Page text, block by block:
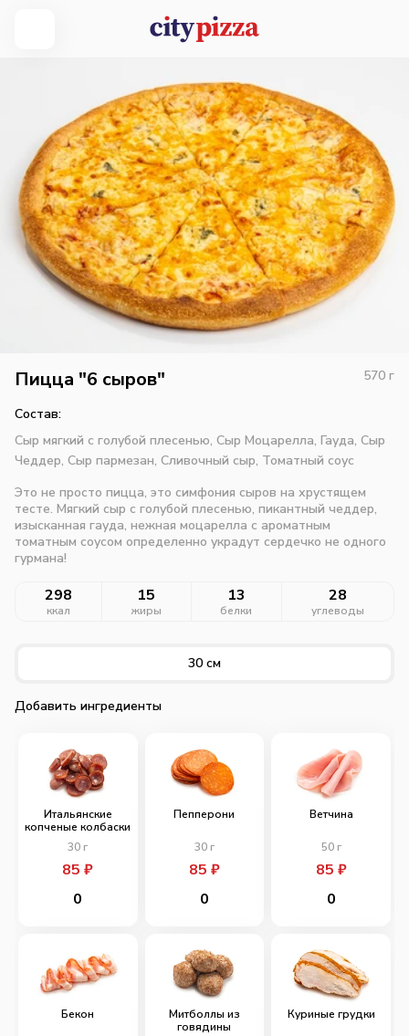
Пицца "6 сыров" 570 г
Состав:
Сыр мягкий с голубой плесенью, Сыр Моцарелла, Гауда, Сыр
Чеддер, Сыр пармезан, Сливочный сыр, Томатный соус
Это не просто пицца, это симфония сыров на хрустящем
тесте. Мягкий сыр с голубой плесенью, пикантный чеддер,
изысканная гауда, нежная моцарелла с ароматным
томатным соусом определенно украдут сердечко не одного
гурмана!
298
ккал
15
жиры
13
белки
28
углеводы
30 см
Добавить ингредиенты
Итальянские
копченые колбаски
30 г
85₽
0
Пепперони
30г
85 ₽
0
Ветчина
50г
85 ₽
0
Бекон
Митболлы из
говядины
Куриные грудки